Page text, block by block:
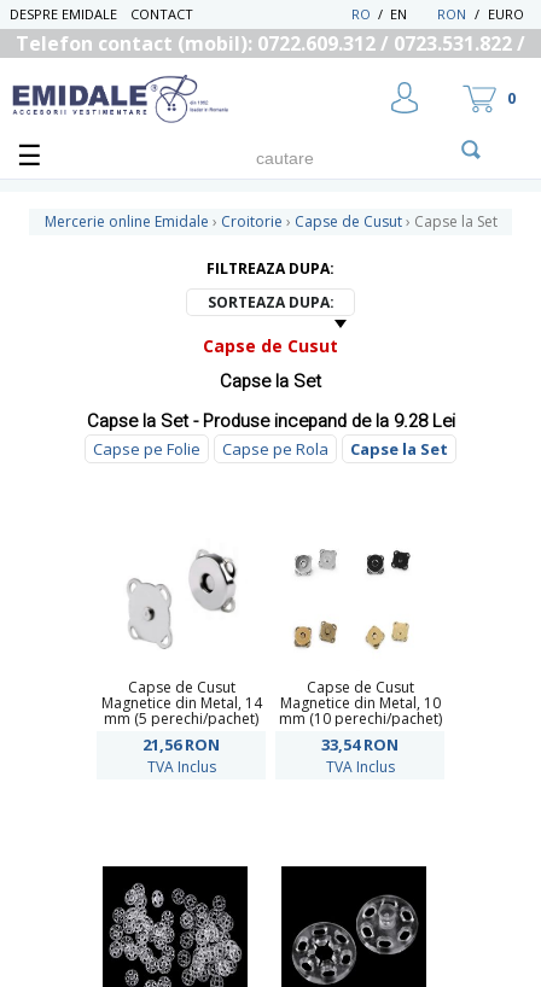
DESPRE EMIDALE CONTACT RON / EURO
EN
/
RO
Telefon contact (mobil): 0722.609.312 / 0723.531.822 /
UTILIZATOR NOU
RECUPEREAZA PAROLA
0
Mercerie online Emidale › Croitorie › Capse de Cusut › Capse la Set
FILTREAZA DUPA:
SORTEAZA DUPA:
Capse de Cusut
Capse la Set
Capse la Set - Produse incepand de la 9.28 Lei
Capse pe Folie Capse pe Rola Capse la Set
Capse de Cusut
Magnetice din Metal, 14
mm (5 perechi/pachet)
21,56RON
TVA Inclus
Capse de Cusut
Magnetice din Metal, 10
mm (10 perechi/pachet)
33,54RON
TVA Inclus